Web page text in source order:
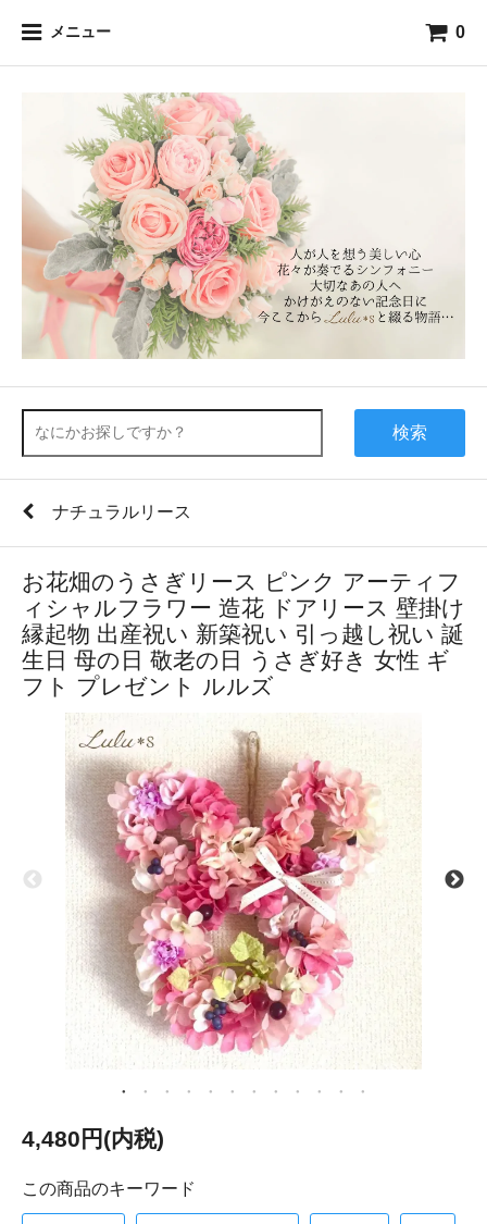
メニュー 0
検索
ナチュラルリース
お花畑のうさぎリース ピンク アーティフ
ィシャルフラワー 造花 ドアリース 壁掛け
縁起物 出産祝い 新築祝い 引っ越し祝い 誕
生日 母の日 敬老の日 うさぎ好き 女性 ギ
フト プレゼント ルルズ
4,480円(内税)
この商品のキーワード